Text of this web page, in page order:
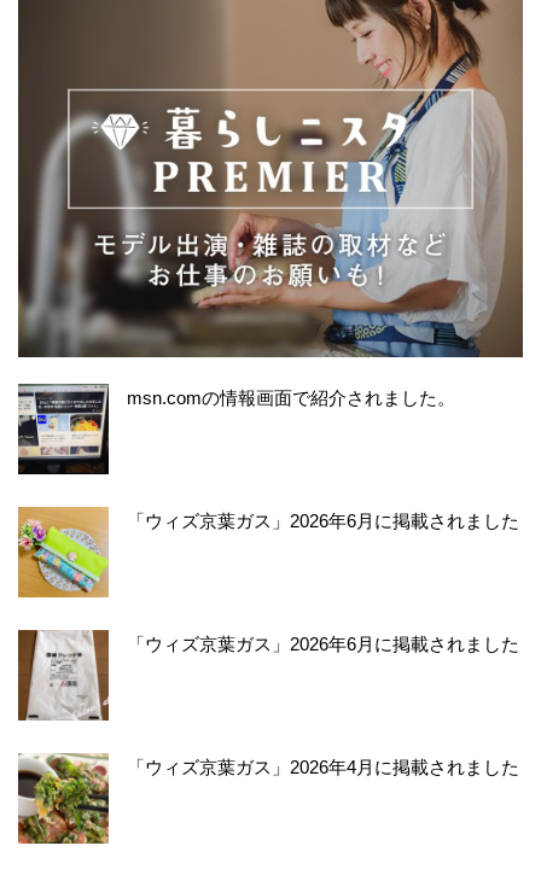
msn.comの情報画面で紹介されました。
「ウィズ京葉ガス」2026年6月に掲載されました
「ウィズ京葉ガス」2026年6月に掲載されました
「ウィズ京葉ガス」2026年4月に掲載されました